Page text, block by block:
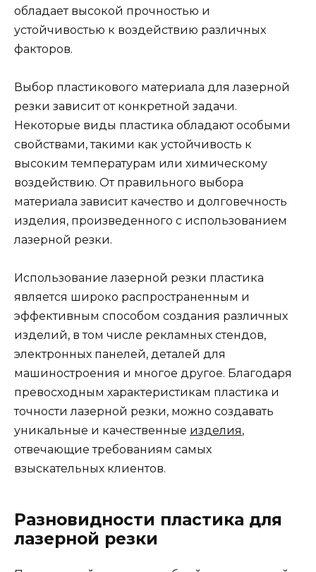
обладает высокой прочностью и
устойчивостью к воздействию различных
факторов.
Выбор пластикового материала для лазерной
резки зависит от конкретной задачи.
Некоторые виды пластика обладают особыми
свойствами, такими как устойчивость к
высоким температурам или химическому
воздействию. От правильного выбора
материала зависит качество и долговечность
изделия, произведенного с использованием
лазерной резки.
Использование лазерной резки пластика
является широко распространенным и
эффективным способом создания различных
изделий, в том числе рекламных стендов,
электронных панелей, деталей для
машиностроения и многое другое. Благодаря
превосходным характеристикам пластика и
точности лазерной резки, можно создавать
уникальные и качественные изделия,
отвечающие требованиям самых
взыскательных клиентов.
Разновидности пластика для
лазерной резки